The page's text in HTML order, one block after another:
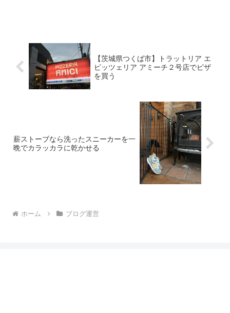
【茨城県つくば市】トラットリア エ
ピッツェリア アミーチ２号店でピザ
を買う
薪ストーブなら洗ったスニーカーを一
晩でカラッカラに乾かせる
ホーム ブログ運営